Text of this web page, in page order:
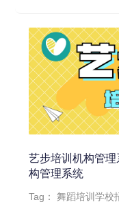
艺步培训机构管
构管理系统
Tag：舞蹈培训学校